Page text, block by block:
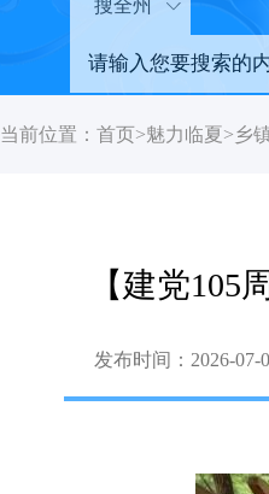
搜全州
当前位置： 首页>魅力临夏>乡
【建党
发布时间：2026-07-